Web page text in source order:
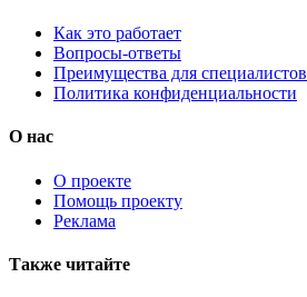
Как это работает
Вопросы-ответы
Преимущества для специалистов
Политика конфиденциальности
О нас
О проекте
Помощь проекту
Реклама
Также читайте